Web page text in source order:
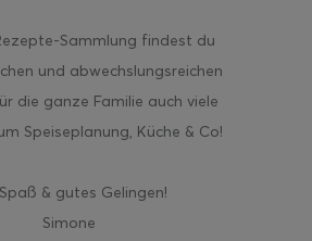
Sammlung findest du
und abwechslungsreichen
die ganze Familie auch viele
Speiseplanung, Küche & Co!
& gutes Gelingen!
Simone